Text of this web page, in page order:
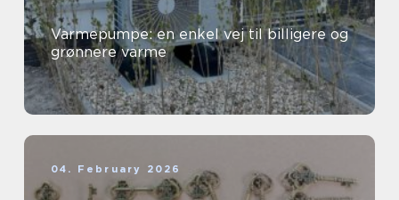
Varmepumpe: en enkel vej til billigere og
grønnere varme
04. February 2026